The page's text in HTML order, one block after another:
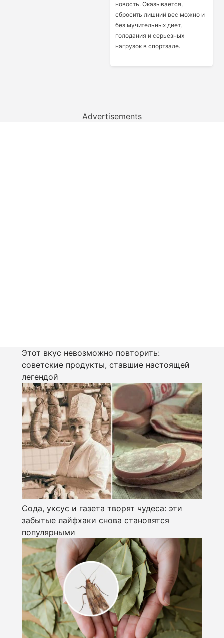
новость. Оказывается,
сбросить лишний вес можно и
без мучительных диет,
голодания и серьезных
нагрузок в спортзале.
Advertisements
Этот вкус невозможно повторить:
советские продукты, ставшие настоящей
легендой
Сода, уксус и газета творят чудеса: эти
забытые лайфхаки снова становятся
популярными